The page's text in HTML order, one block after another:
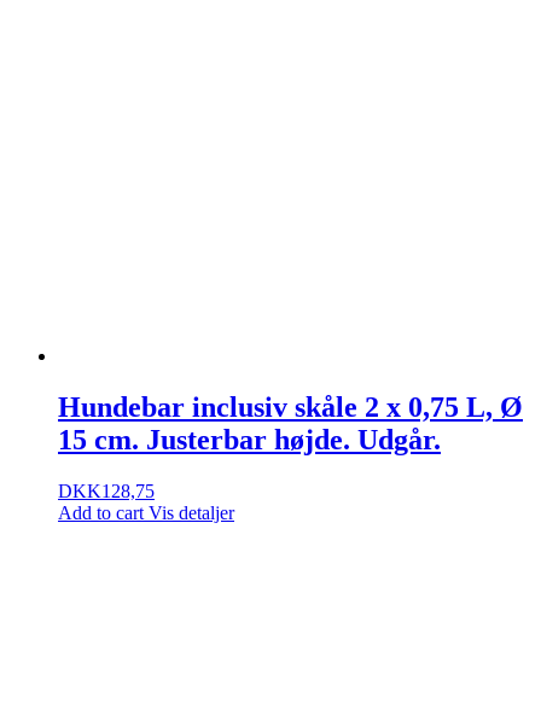
Hundebar inclusiv skåle 2 x 0,75 L, Ø
15 cm. Justerbar højde. Udgår.
DKK128,75
Add to cart Vis detaljer